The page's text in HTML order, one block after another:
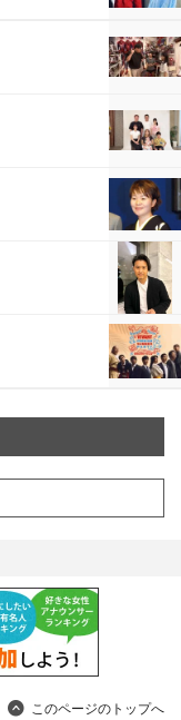
このページのトップへ